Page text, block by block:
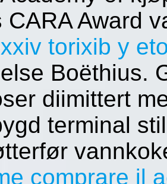
CARA Award
torixib y
Boëthius.
diimittert
terminal
comprare il